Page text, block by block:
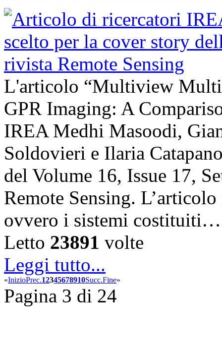
L'articolo “Multiview
GPR Imaging: A
IREA Medhi Masoodi,
Soldovieri e Ilaria
del Volume 16, Issue 17,
Remote Sensing.
ovvero i sistemi costituiti…
Letto 23891 volte
Leggi tutto...
«InizioPrec.12345678910Succ.Fine»
Pagina 3 di 24